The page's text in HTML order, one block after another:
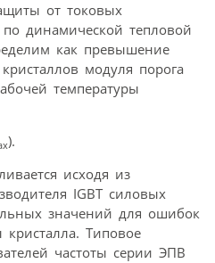
от токовых
по динамической тепловой
как превышение
модуля порога
температуры
).
исходя из
IGBT силовых
значений для ошибок
Типовое
частоты серии ЭПВ